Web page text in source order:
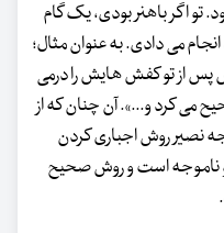
تو اگر باهنر بودی، یک گام
می دادی. به عنوان مثال؛
پس از تو کفش هایش را درمی
می کرد و...». آن چنان که از
نصیر روش اجباری کردن
و ناموجه است و روش صحیح